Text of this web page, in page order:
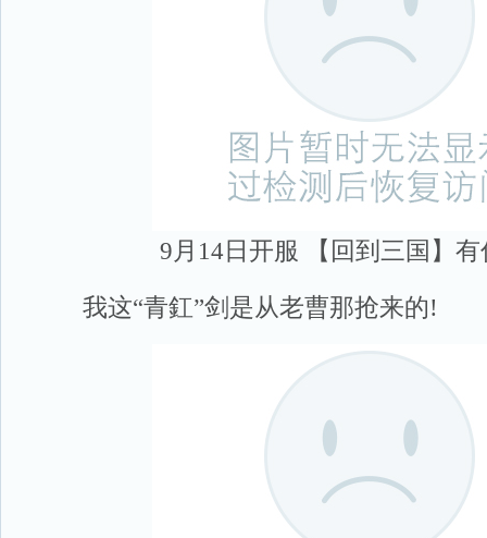
9月14日开服 【回到三国】
我这“青釭”剑是从老曹那抢来的!